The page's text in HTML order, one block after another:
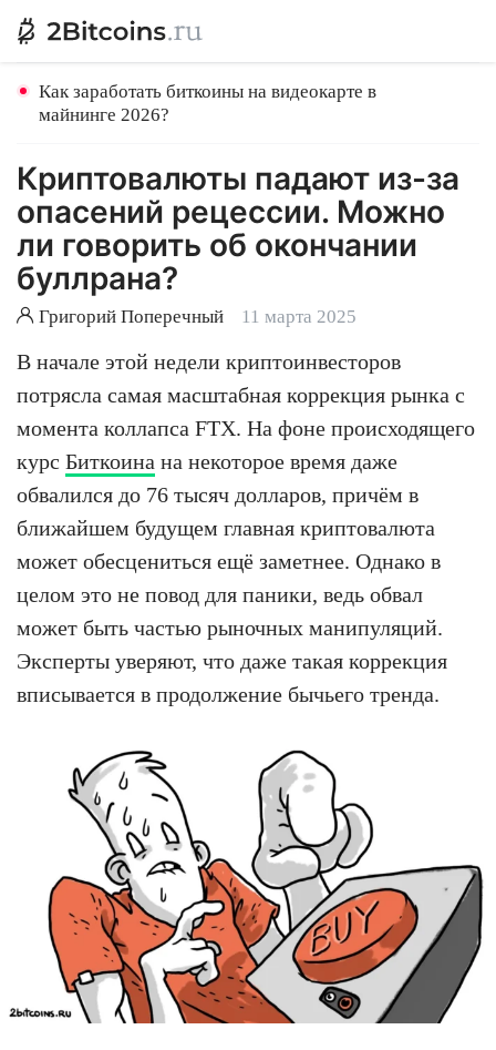
Как заработать биткоины на видеокарте в
майнинге 2026?
Криптовалюты падают из-за
опасений рецессии. Можно
ли говорить об окончании
буллрана?
Григорий Поперечный 11 марта 2025
В начале этой недели криптоинвесторов
потрясла самая масштабная коррекция рынка с
момента коллапса FTX. На фоне происходящего
курс Биткоина на некоторое время даже
обвалился до 76 тысяч долларов, причём в
ближайшем будущем главная криптовалюта
может обесцениться ещё заметнее. Однако в
целом это не повод для паники, ведь обвал
может быть частью рыночных манипуляций.
Эксперты уверяют, что даже такая коррекция
вписывается в продолжение бычьего тренда.